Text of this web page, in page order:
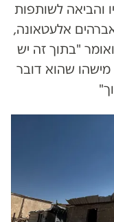
והביאה לשותפות
אלעטאונה,
"בתוך זה יש
שהוא דובר